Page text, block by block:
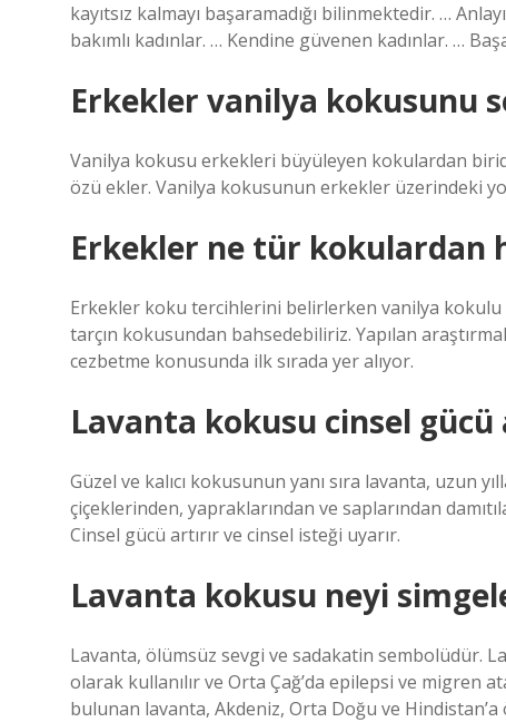
kayıtsız kalmayı başaramadığı bilinmektedir. …
bakımlı kadınlar. … Kendine güvenen kadınlar. …
Erkekler vanilya kokusunu
Vanilya kokusu erkekleri büyüleyen kokulardan
özü ekler. Vanilya kokusunun erkekler üzerindeki
Erkekler ne tür kokulardan
Erkekler koku tercihlerini belirlerken vanilya
tarçın kokusundan bahsedebiliriz. Yapılan
cezbetme konusunda ilk sırada yer alıyor.
Lavanta kokusu cinsel gücü
Güzel ve kalıcı kokusunun yanı sıra lavanta, uzun
çiçeklerinden, yapraklarından ve saplarından
Cinsel gücü artırır ve cinsel isteği uyarır.
Lavanta kokusu neyi
Lavanta, ölümsüz sevgi ve sadakatin sembolüdür.
olarak kullanılır ve Orta Çağ’da epilepsi ve migren
bulunan lavanta, Akdeniz, Orta Doğu ve Hindistan’a